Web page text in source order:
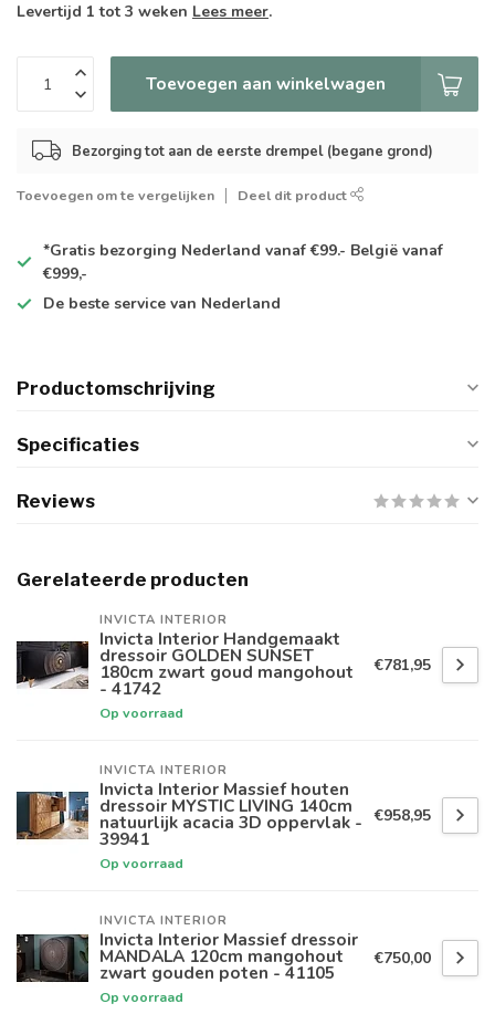
Levertijd 1 tot 3 weken Lees meer.
Toevoegen aan winkelwagen
Bezorging tot aan de eerste drempel (begane grond)
Toevoegen om te vergelijken Deel dit product
*Gratis bezorging Nederland vanaf €99.- België vanaf
€999,-
De beste service van Nederland
Productomschrijving
Specificaties
Reviews
Gerelateerde producten
INVICTA INTERIOR
Invicta Interior Handgemaakt
dressoir GOLDEN SUNSET
180cm zwart goud mangohout
- 41742
Op voorraad
€781,95
INVICTA INTERIOR
Invicta Interior Massief houten
dressoir MYSTIC LIVING 140cm
natuurlijk acacia 3D oppervlak -
39941
Op voorraad
€958,95
INVICTA INTERIOR
Invicta Interior Massief dressoir
MANDALA 120cm mangohout
zwart gouden poten - 41105
Op voorraad
€750,00